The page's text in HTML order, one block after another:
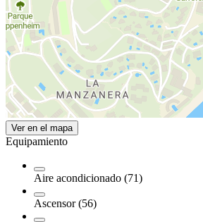
Ver en el mapa
Equipamiento
Aire acondicionado (71)
Ascensor (56)